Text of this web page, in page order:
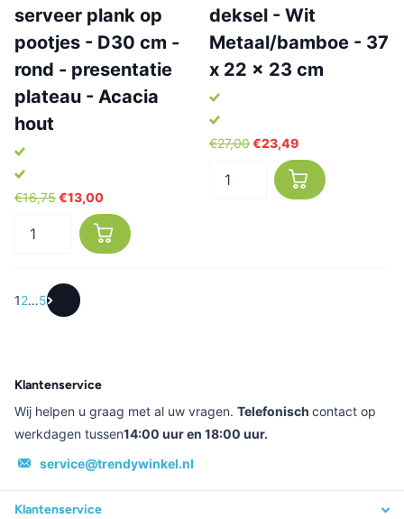
serveer plank op
pootjes - D30 cm -
rond - presentatie
plateau - Acacia
hout
€16,75€13,00
deksel - Wit
Metaal/bamboe - 37
x 22 x 23 cm
€27,00€23,49
12…5
Klantenservice
Klantenservice
Wij helpen u graag met al uw vragen. Telefonisch contact op
werkdagen tussen14:00 uur en 18:00 uur.
service@trendywinkel.nl